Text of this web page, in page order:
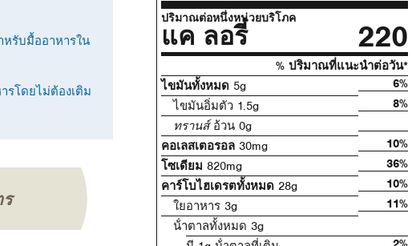
หรับมื้ออาหารใน
รโดยไม่ต้องเติม
ปริมาณต่อหนึ่งหน่วยบริโภค
แค ลอรี่ 220
% ปริมาณที่แนะนําต่อวัน*
ไขมันทั้งหมด 5g
6%
ไขมันอิ่มตัว 1.5g
8%
ทรานส์อ้วน 0g
คอเลสเตอรอล 30mg
10%
โซเดียม 820mg
36%
คาร์โบไฮเดรตทั้งหมด 28g
10%
ใยอาหาร 3g
11%
น้ําตาลทั้งหมด 3g